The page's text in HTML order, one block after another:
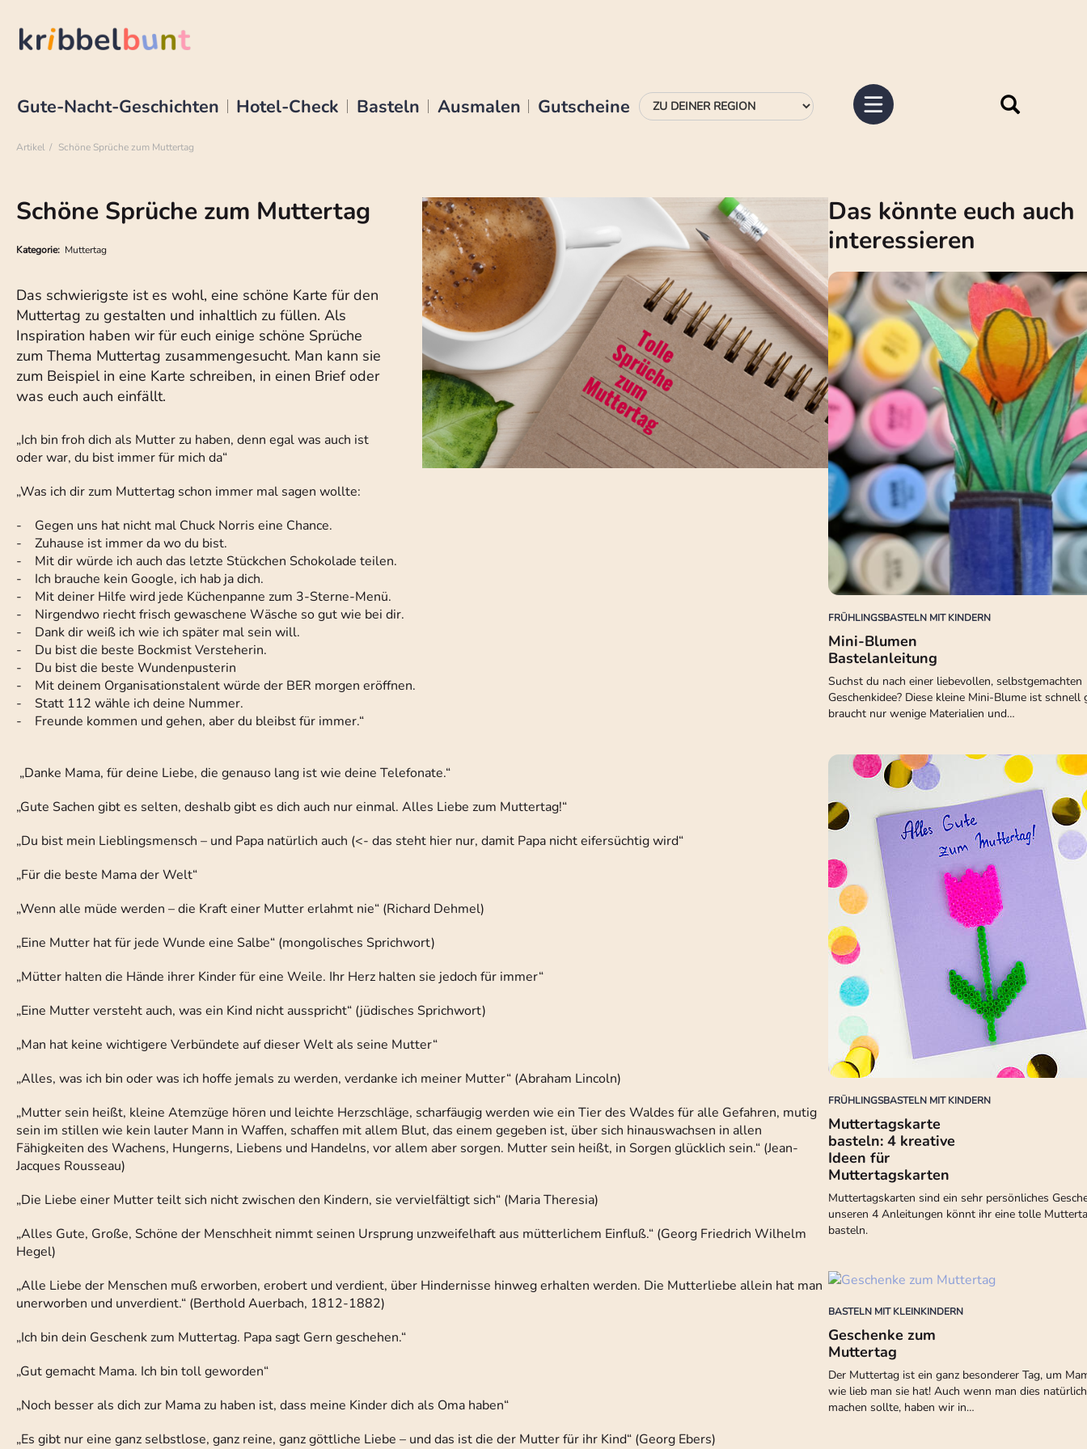
Gute-Nacht-Geschichten Hotel-Check Basteln Ausmalen Gutscheine
Artikel Schöne Sprüche zum Muttertag
Schöne Sprüche zum Muttertag
Kategorie: Muttertag
Das schwierigste ist es wohl, eine schöne Karte für den
Muttertag zu gestalten und inhaltlich zu füllen. Als
Inspiration haben wir für euch einige schöne Sprüche
zum Thema Muttertag zusammengesucht. Man kann sie
zum Beispiel in eine Karte schreiben, in einen Brief oder
was euch auch einfällt.
„Ich bin froh dich als Mutter zu haben, denn egal was auch ist
oder war, du bist immer für mich da“
„Was ich dir zum Muttertag schon immer mal sagen wollte:
- Gegen uns hat nicht mal Chuck Norris eine Chance.
- Zuhause ist immer da wo du bist.
- Mit dir würde ich auch das letzte Stückchen Schokolade teilen.
- Ich brauche kein Google, ich hab ja dich.
- Mit deiner Hilfe wird jede Küchenpanne zum 3-Sterne-Menü.
- Nirgendwo riecht frisch gewaschene Wäsche so gut wie bei dir.
- Dank dir weiß ich wie ich später mal sein will.
- Du bist die beste Bockmist Versteherin.
- Du bist die beste Wundenpusterin
- Mit deinem Organisationstalent würde der BER morgen eröffnen.
- Statt 112 wähle ich deine Nummer.
- Freunde kommen und gehen, aber du bleibst für immer.“
„Danke Mama, für deine Liebe, die genauso lang ist wie deine Telefonate.“
„Gute Sachen gibt es selten, deshalb gibt es dich auch nur einmal. Alles Liebe zum Muttertag!“
„Du bist mein Lieblingsmensch – und Papa natürlich auch (<- das steht hier nur, damit Papa nicht eifersüchtig wird“
„Für die beste Mama der Welt“
„Wenn alle müde werden – die Kraft einer Mutter erlahmt nie“ (Richard Dehmel)
„Eine Mutter hat für jede Wunde eine Salbe“ (mongolisches Sprichwort)
„Mütter halten die Hände ihrer Kinder für eine Weile. Ihr Herz halten sie jedoch für immer“
„Eine Mutter versteht auch, was ein Kind nicht ausspricht“ (jüdisches Sprichwort)
„Man hat keine wichtigere Verbündete auf dieser Welt als seine Mutter“
„Alles, was ich bin oder was ich hoffe jemals zu werden, verdanke ich meiner Mutter“ (Abraham Lincoln)
„Mutter sein heißt, kleine Atemzüge hören und leichte Herzschläge, scharfäugig werden wie ein Tier des Waldes für alle Gefahren, mutig
sein im stillen wie kein lauter Mann in Waffen, schaffen mit allem Blut, das einem gegeben ist, über sich hinauswachsen in allen
Fähigkeiten des Wachens, Hungerns, Liebens und Handelns, vor allem aber sorgen. Mutter sein heißt, in Sorgen glücklich sein.“ (Jean-
Jacques Rousseau)
„Die Liebe einer Mutter teilt sich nicht zwischen den Kindern, sie vervielfältigt sich“ (Maria Theresia)
„Alles Gute, Große, Schöne der Menschheit nimmt seinen Ursprung unzweifelhaft aus mütterlichem Einfluß.“ (Georg Friedrich Wilhelm
Hegel)
„Alle Liebe der Menschen muß erworben, erobert und verdient, über Hindernisse hinweg erhalten werden. Die Mutterliebe allein hat man
unerworben und unverdient.“ (Berthold Auerbach, 1812-1882)
„Ich bin dein Geschenk zum Muttertag. Papa sagt Gern geschehen.“
„Gut gemacht Mama. Ich bin toll geworden“
„Noch besser als dich zur Mama zu haben ist, dass meine Kinder dich als Oma haben“
„Es gibt nur eine ganz selbstlose, ganz reine, ganz göttliche Liebe – und das ist die der Mutter für ihr Kind“ (Georg Ebers)
Das könnte euch auch
interessieren
FRÜHLINGSBASTELN MIT KINDERN
Mini-Blumen
Bastelanleitung
Suchst du nach einer liebevollen, selbstgemachten
Geschenkidee? Diese kleine Mini-Blume ist schnell
braucht nur wenige Materialien und…
FRÜHLINGSBASTELN MIT KINDERN
Muttertagskarte
basteln: 4 kreative
Ideen für
Muttertagskarten
Muttertagskarten sind ein sehr persönliches
unseren 4 Anleitungen könnt ihr eine tolle
basteln.
BASTELN MIT KLEINKINDERN
Geschenke zum
Muttertag
Der Muttertag ist ein ganz besonderer Tag, um
wie lieb man sie hat! Auch wenn man dies
machen sollte, haben wir in…